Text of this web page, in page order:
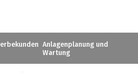
Anlagenplanung und
Wartung